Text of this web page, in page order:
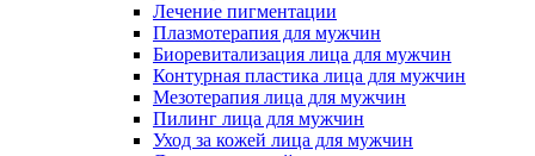
Лечение пигментации
Плазмотерапия для мужчин
Биоревитализация лица для мужчин
Контурная пластика лица для мужчин
Мезотерапия лица для мужчин
Пилинг лица для мужчин
Уход за кожей лица для мужчин